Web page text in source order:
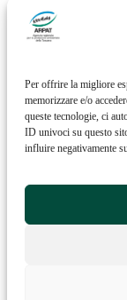
Per offrire la migliore
memorizzare e/o
queste tecnologie, ci
ID univoci su questo
influire negativamente
Vai al profilo